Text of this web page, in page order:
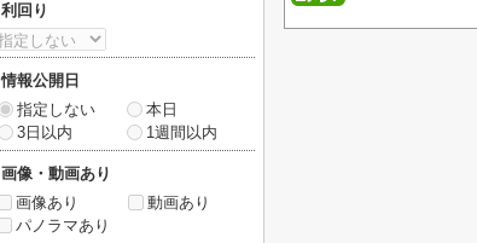
利回り
情報公開日
指定しない
本日
3日以内
1週間以内
画像・動画あり
画像あり
動画あり
パノラマあり